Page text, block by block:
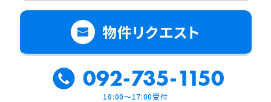
物件リクエスト
092-735-1150
10:00～17:00受付